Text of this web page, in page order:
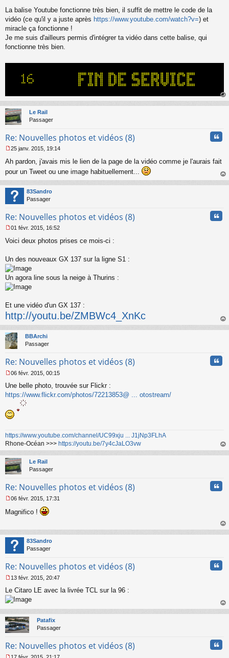
l
u
La balise Youtube fonctionne très bien, il suffit de mettre le code de la
vidéo (ce qu'il y a juste après https://www.youtube.com/watch?v=) et
miracle ça fonctionne !
Je me suis d'ailleurs permis d'intégrer ta vidéo dans cette balise, qui
fonctionne très bien.
au
Le Rail
Passager
Re: Nouvelles photos et vidéos (8)
e
s
a
g
e
o
l
u
25 janv. 2015, 19:14
Ah pardon, j'avais mis le lien de la page de la vidéo comme je l'aurais fait
pour un Tweet ou une image habituellement...
au
83Sandro
Passager
Re: Nouvelles photos et vidéos (8)
e
s
a
g
e
n
n
u
01 févr. 2015, 16:52
Voici deux photos prises ce mois-ci :
Un des nouveaux GX 137 sur la ligne S1 :
Un agora line sous la neige à Thurins :
Et une vidéo d'un GX 137 :
http://youtu.be/ZMBWc4_XnKc
au
BBArchi
Passager
Re: Nouvelles photos et vidéos (8)
e
s
a
g
n
o
n
l
u
06 févr. 2015, 00:15
Une belle photo, trouvée sur Flickr :
https://www.flickr.com/photos/72213853@ ... otostream/
https://www.youtube.com/channel/UC99xju ... J1jNp3FLhA
Rhone-Océan >>> https://youtu.be/7y4cJaLO3vw
au
Le Rail
Passager
Re: Nouvelles photos et vidéos (8)
e
a
g
e
o
l
u
06 févr. 2015, 17:31
Magnifico !
au
83Sandro
Passager
Re: Nouvelles photos et vidéos (8)
e
s
a
g
e
o
13 févr. 2015, 20:47
Le Citaro LE avec la livrée TCL sur la 96 :
au
Patafix
Passager
Re: Nouvelles photos et vidéos (8)